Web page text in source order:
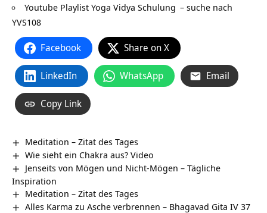
Youtube Playlist Yoga Vidya Schulung – suche nach
YVS108
Facebook Share on X
LinkedIn WhatsApp Email
Copy Link
Meditation – Zitat des Tages
Wie sieht ein Chakra aus? Video
Jenseits von Mögen und Nicht-Mögen – Tägliche
Inspiration
Meditation – Zitat des Tages
Alles Karma zu Asche verbrennen – Bhagavad Gita IV 37